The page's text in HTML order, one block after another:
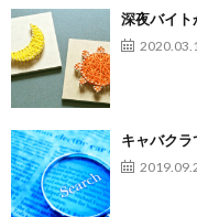
深夜バイト
キャバク